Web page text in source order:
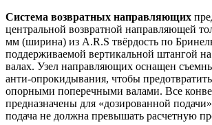
Система возвратных направляющих
центральной возвратной направляющей
мм (ширина) из A.R.S твёрдость по
поддерживаемой вертикальной штангой
валах. Узел направляющих оснащен
анти-опрокидывания, чтобы
опорными поперечными валами. Все
предназначены для «дозированной
подача не должна превышать расчетную